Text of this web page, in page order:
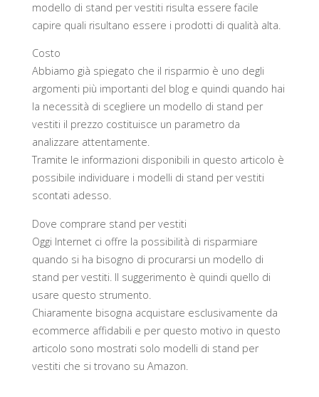
modello di stand per vestiti risulta essere facile
capire quali risultano essere i prodotti di qualità alta.
Costo
Abbiamo già spiegato che il risparmio è uno degli
argomenti più importanti del blog e quindi quando hai
la necessità di scegliere un modello di stand per
vestiti il prezzo costituisce un parametro da
analizzare attentamente.
Tramite le informazioni disponibili in questo articolo è
possibile individuare i modelli di stand per vestiti
scontati adesso.
Dove comprare stand per vestiti
Oggi Internet ci offre la possibilità di risparmiare
quando si ha bisogno di procurarsi un modello di
stand per vestiti. Il suggerimento è quindi quello di
usare questo strumento.
Chiaramente bisogna acquistare esclusivamente da
ecommerce affidabili e per questo motivo in questo
articolo sono mostrati solo modelli di stand per
vestiti che si trovano su Amazon.